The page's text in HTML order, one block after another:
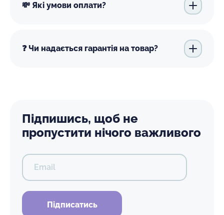
💸 Які умови оплати?
❓ Чи надається гарантія на товар?
Підпишись, щоб не
пропустити нічого важливого
Email
Підписатись